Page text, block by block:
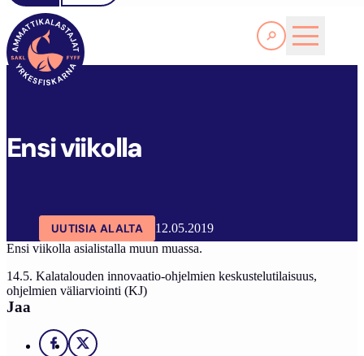
Lue lisää
SAKL
Ensi viikolla
UUTISIA ALALTA
12.05.2019
Ensi viikolla asialistalla muun muassa.
14.5. Kalatalouden innovaatio-ohjelmien keskustelutilaisuus,
ohjelmien väliarviointi (KJ)
Jaa
Facebook
X